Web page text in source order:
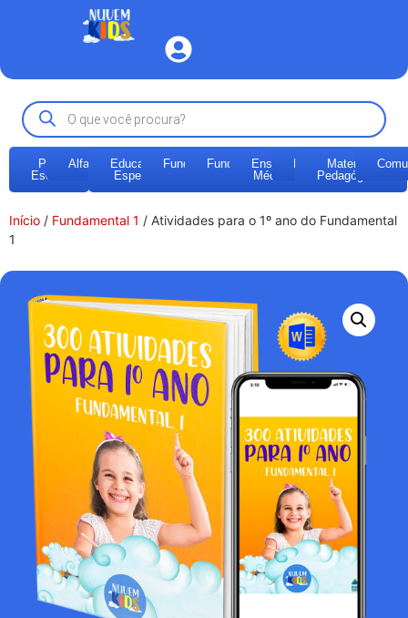
Pré-
Escola
Alfabetização
Educação
Especial
FundamentalFundamental
Ensino
Médio
Materiais
Pedagógicos
Início / Fundamental 1 / Atividades para o 1º ano do Fundamental
1